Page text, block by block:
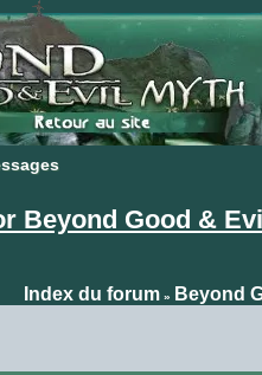
Beyond Good &
Index du forum» Beyond